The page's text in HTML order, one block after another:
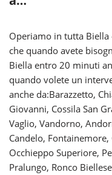
Operiamo in tutta
che quando avete
Biella entro 20 minuti
quando volete un
anche da:Barazzetto,
Giovanni, Cossila San
Vaglio, Vandorno,
Candelo,
Occhieppo Superiore,
Pralungo, Ronco